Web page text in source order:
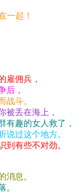
一起！
雇佣兵，
后，
战斗。
被丢在海上，
有趣的女人救了，
说过这个地方。
到有些不对劲。
消息。
。